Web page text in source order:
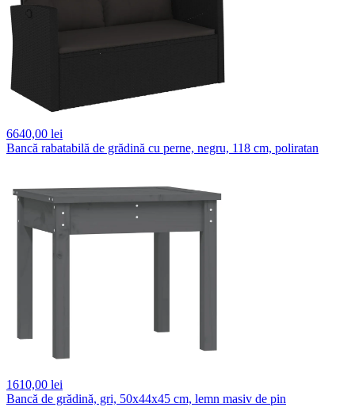
6640,00 lei
Bancă rabatabilă de grădină cu perne, negru, 118 cm, poliratan
1610,00 lei
Bancă de grădină, gri, 50x44x45 cm, lemn masiv de pin